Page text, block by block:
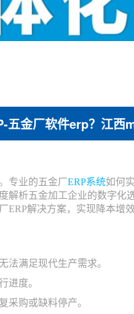
五金厂软件erp？江西
专业的五金厂ERP系统如何
解析五金加工企业的数字化
解决方案，实现降本增
法满足现代生产需求。
进度。
采购或缺料停产。